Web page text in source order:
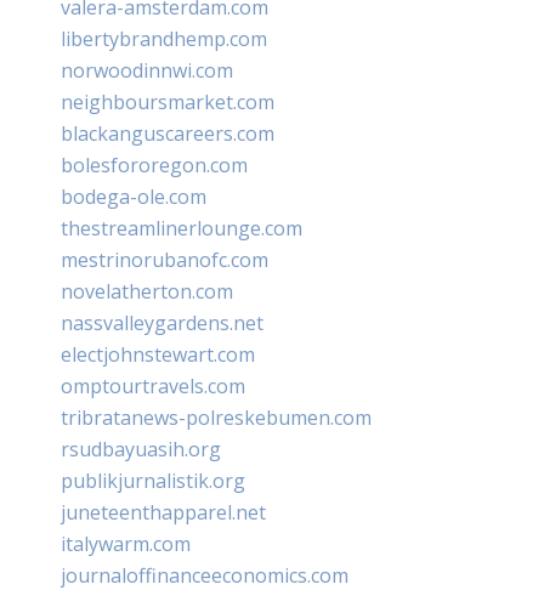
valera-amsterdam.com
libertybrandhemp.com
norwoodinnwi.com
neighboursmarket.com
blackanguscareers.com
bolesfororegon.com
bodega-ole.com
thestreamlinerlounge.com
mestrinorubanofc.com
novelatherton.com
nassvalleygardens.net
electjohnstewart.com
omptourtravels.com
tribratanews-polreskebumen.com
rsudbayuasih.org
publikjurnalistik.org
juneteenthapparel.net
italywarm.com
journaloffinanceeconomics.com